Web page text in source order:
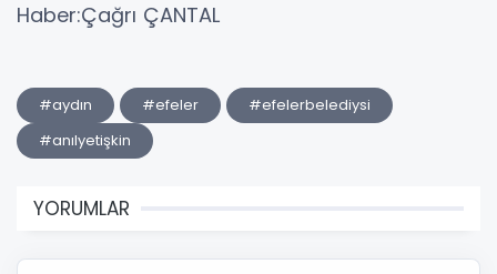
Haber:Çağrı ÇANTAL
#aydın #efeler
#efelerbelediysi
#anılyetişkin
YORUMLAR